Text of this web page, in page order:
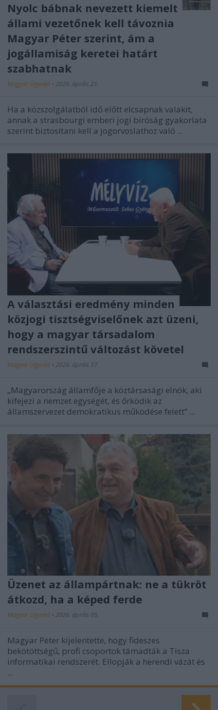
Nyolc bábnak nevezett kiemelt
állami vezetőnek kell távoznia
Magyar Péter szerint, ám a
jogállamiság keretei határt
szabhatnak
Magyar Ügyvéd • 2026. április 21.
Ha a közszolgálatból idő előtt elcsapnak valakit,
annak a strasbourgi emberi jogi bíróság gyakorlata
szerint biztosítani kell a jogorvoslathoz való ...
A választási eredmény minden
közjogi tisztségviselőnek azt üzeni,
hogy a magyar társadalom
rendszerszintű változást követel
Magyar Ügyvéd • 2026. április 17.
„Magyarország államfője a köztársasági elnök, aki
kifejezi a nemzet egységét, és őrködik az
államszervezet demokratikus működése felett” ...
Üzenet az állampártnak: ne a tükröt
átkozd, ha a képed ferde
Magyar Ügyvéd • 2026. április 05.
Magyar Péter kijelentette, hogy fideszes
bekötöttségű, profi csoportok támadták a Tisza
informatikai rendszerét. Ellopják a herendi vázát és
...